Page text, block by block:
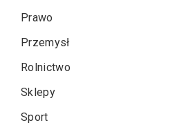
Prawo
Przemysł
Rolnictwo
Sklepy
Sport